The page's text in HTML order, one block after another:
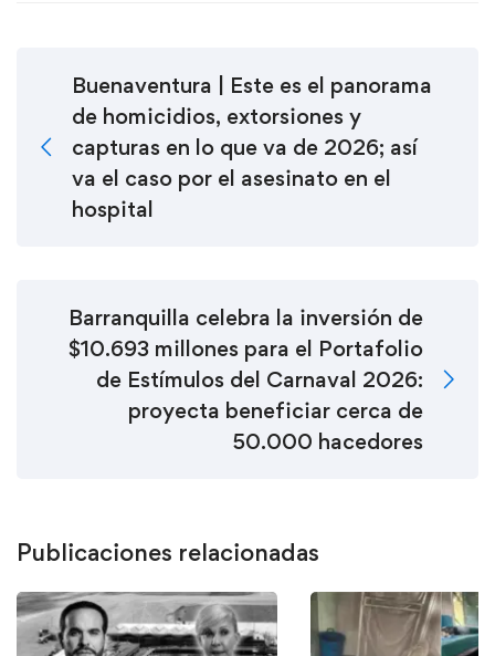
Buenaventura | Este es el panorama
de homicidios, extorsiones y
capturas en lo que va de 2026; así
va el caso por el asesinato en el
hospital
Barranquilla celebra la inversión de
$10.693 millones para el Portafolio
de Estímulos del Carnaval 2026:
proyecta beneficiar cerca de
50.000 hacedores
Publicaciones relacionadas